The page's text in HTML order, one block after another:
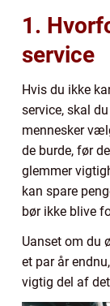
1.
service
Hvis du ikke
service, skal
mennesker
de burde, før
glemmer
kan spare
bør ikke blive
Uanset om du
et par år
vigtig del af